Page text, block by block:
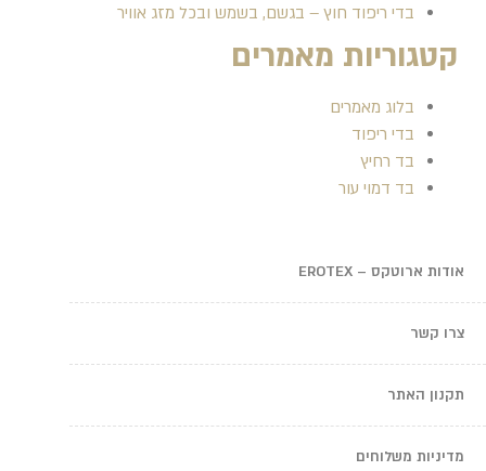
אודות ארוטקס – EROTEX
צרו קשר
תקנון האתר
מדיניות משלוחים
בדי ריפוד חוץ – בגשם, בשמש ובכל מזג אוויר
קטגוריות מאמרים
בלוג מאמרים
בדי ריפוד
בד רחיץ
בד דמוי עור